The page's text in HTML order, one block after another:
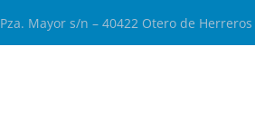
Pza. Mayor s/n – 40422 Otero de